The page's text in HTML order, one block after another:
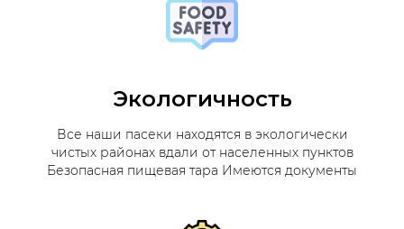
Экологичность
Все наши пасеки находятся в экологически
чистых районах вдали от населенных пунктов
Безопасная пищевая тара Имеются документы